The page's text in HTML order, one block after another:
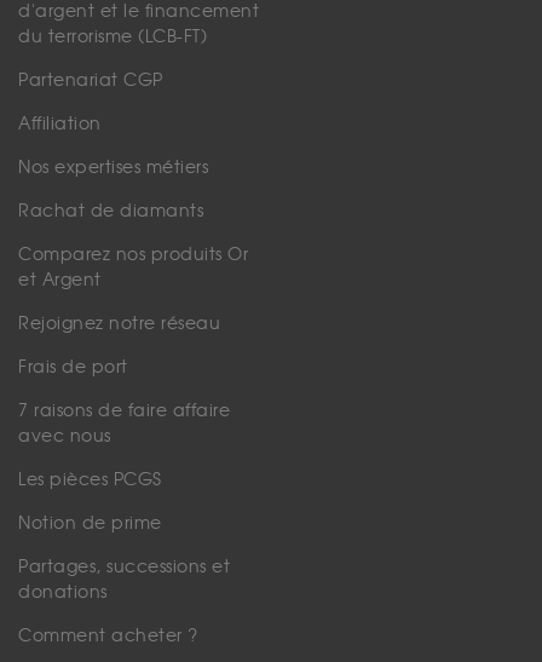
d'argent et le financement
du terrorisme (LCB-FT)
Partenariat CGP
Affiliation
Nos expertises métiers
Rachat de diamants
Comparez nos produits Or
et Argent
Rejoignez notre réseau
Frais de port
7 raisons de faire affaire
avec nous
Les pièces PCGS
Notion de prime
Partages, successions et
donations
Comment acheter ?